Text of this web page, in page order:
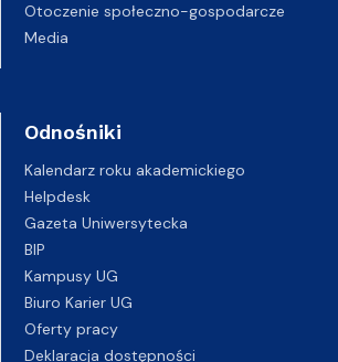
Otoczenie społeczno-gospodarcze
Media
Odnośniki
Kalendarz roku akademickiego
Helpdesk
Gazeta Uniwersytecka
BIP
Kampusy UG
Biuro Karier UG
Oferty pracy
Deklaracja dostępności